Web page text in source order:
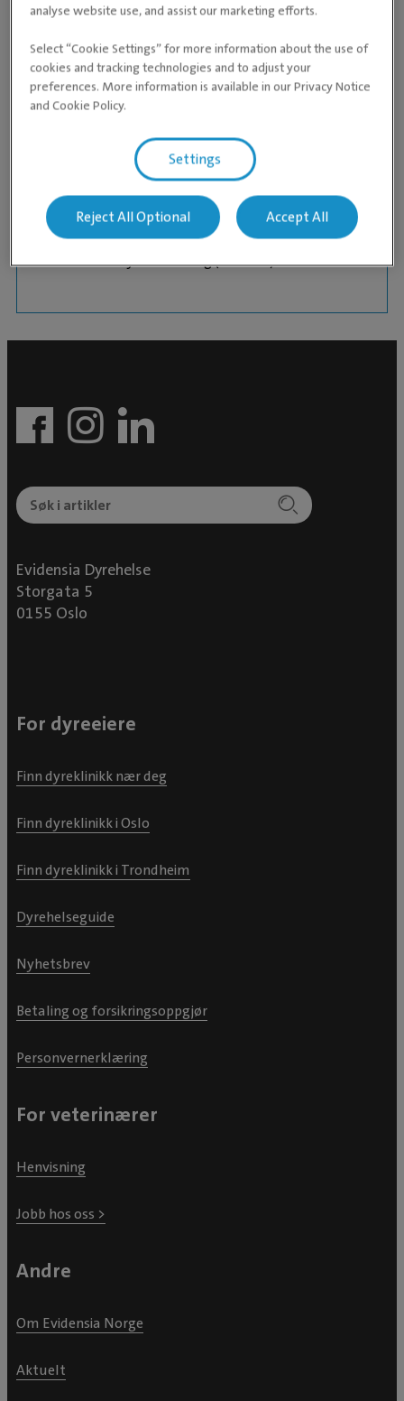
ERFARING
Sørlandet Dyresykehus
2021- 2022 Stord Dyreklinikk
KURS OG WEBINAR
Hd/ad røntgenkurs fra NKK/Veterinærforening
ISFM sine kattekurs (webinar)
vetforeningens høskurs i 2021 (webinar)
Animal Behaviour and Welfare online kurs i regi
av University of Edinburg (webinar).
Evidensia Dyrehelse
Storgata 5
0155 Oslo
For dyreeiere
Finn dyreklinikk nær deg
Finn dyreklinikk i Oslo
Finn dyreklinikk i Trondheim
Dyrehelseguide
Nyhetsbrev
Betaling og forsikringsoppgjør
Personvernerklæring
For veterinærer
Henvisning
Jobb hos oss >
Andre
Om Evidensia Norge
Aktuelt
analyse website use, and assist our marketing efforts.
Select “Cookie Settings” for more information about the use of
cookies and tracking technologies and to adjust your
preferences. More information is available in our Privacy Notice
and Cookie Policy.
Settings
Reject All Optional Accept All